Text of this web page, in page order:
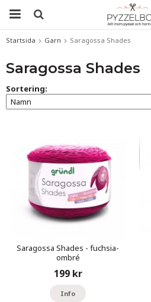
Startsida Garn Saragossa Shades
Saragossa Shades
Sortering:
Saragossa Shades - fuchsia-
ombré
199 kr
Info